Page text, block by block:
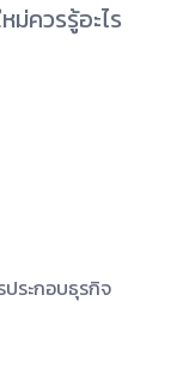
ม่ควรรู้อะไร
ระกอบธุรกิจ